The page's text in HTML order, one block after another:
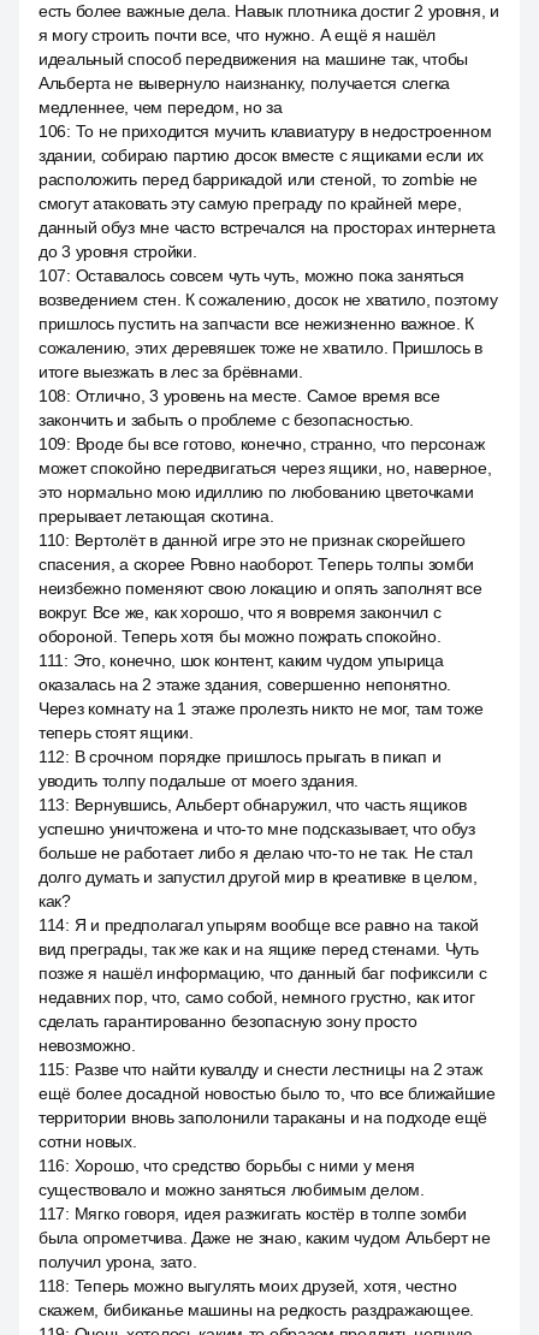
есть более важные дела. Навык плотника достиг 2 уровня, и
я могу строить почти все, что нужно. А ещё я нашёл
идеальный способ передвижения на машине так, чтобы
Альберта не вывернуло наизнанку, получается слегка
медленнее, чем передом, но за
106: То не приходится мучить клавиатуру в недостроенном
здании, собираю партию досок вместе с ящиками если их
расположить перед баррикадой или стеной, то zombie не
смогут атаковать эту самую преграду по крайней мере,
данный обуз мне часто встречался на просторах интернета
до 3 уровня стройки.
107: Оставалось совсем чуть чуть, можно пока заняться
возведением стен. К сожалению, досок не хватило, поэтому
пришлось пустить на запчасти все нежизненно важное. К
сожалению, этих деревяшек тоже не хватило. Пришлось в
итоге выезжать в лес за брёвнами.
108: Отлично, 3 уровень на месте. Самое время все
закончить и забыть о проблеме с безопасностью.
109: Вроде бы все готово, конечно, странно, что персонаж
может спокойно передвигаться через ящики, но, наверное,
это нормально мою идиллию по любованию цветочками
прерывает летающая скотина.
110: Вертолёт в данной игре это не признак скорейшего
спасения, а скорее Ровно наоборот. Теперь толпы зомби
неизбежно поменяют свою локацию и опять заполнят все
вокруг. Все же, как хорошо, что я вовремя закончил с
обороной. Теперь хотя бы можно пожрать спокойно.
111 : Это, конечно, шок контент, каким чудом упырица
оказалась на 2 этаже здания, совершенно непонятно.
Через комнату на 1 этаже пролезть никто не мог, там тоже
теперь стоят ящики.
112: В срочном порядке пришлось прыгать в пикап и
уводить толпу подальше от моего здания.
113: Вернувшись, Альберт обнаружил, что часть ящиков
успешно уничтожена и что-то мне подсказывает, что обуз
больше не работает либо я делаю что-то не так. Не стал
долго думать и запустил другой мир в креативке в целом,
как?
114: Я и предполагал упырям вообще все равно на такой
вид преграды, так же как и на ящике перед стенами. Чуть
позже я нашёл информацию, что данный баг пофиксили с
недавних пор, что, само собой, немного грустно, как итог
сделать гарантированно безопасную зону просто
невозможно.
115: Разве что найти кувалду и снести лестницы на 2 этаж
ещё более досадной новостью было то, что все ближайшие
территории вновь заполонили тараканы и на подходе ещё
сотни новых.
116: Хорошо, что средство борьбы с ними у меня
существовало и можно заняться любимым делом.
117: Мягко говоря, идея разжигать костёр в толпе зомби
была опрометчива. Даже не знаю, каким чудом Альберт не
получил урона, зато.
118: Теперь можно выгулять моих друзей, хотя, честно
скажем, бибиканье машины на редкость раздражающее.